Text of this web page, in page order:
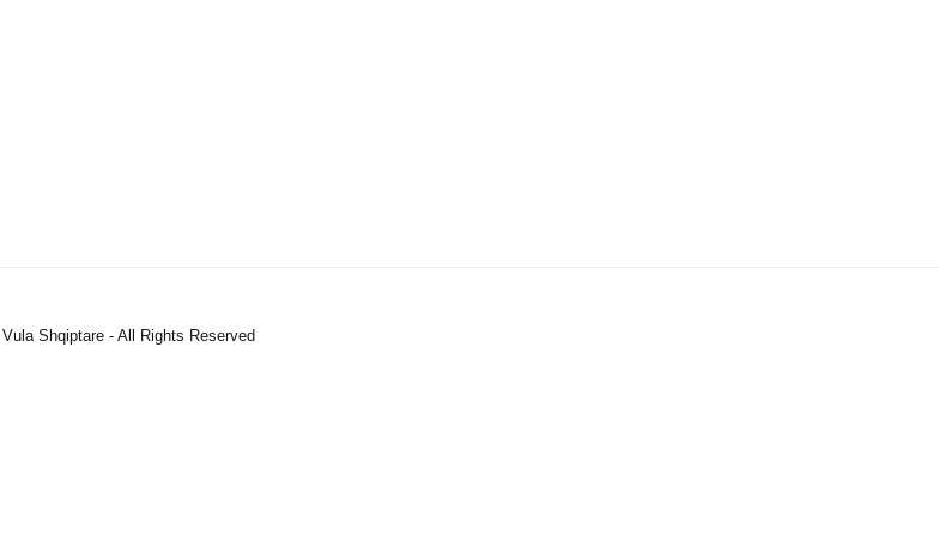
Vula Shqiptare - All Rights Reserved